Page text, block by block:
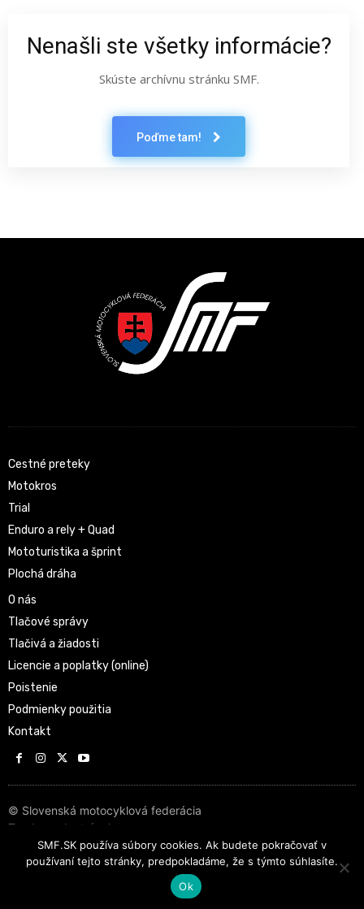
Nenašli ste všetky informácie?
Skúste archívnu stránku SMF.
Poďme tam!
Cestné preteky
Motokros
Trial
Enduro a rely + Quad
Mototuristika a šprint
Plochá dráha
O nás
Tlačové správy
Tlačivá a žiadosti
Licencie a poplatky (online)
Poistenie
Podmienky použitia
Kontakt
© Slovenská motocyklová federácia
Tvorba web stránok
SMF.SK používa súbory cookies. Ak budete pokračovať v
používaní tejto stránky, predpokladáme, že s týmto súhlasíte.
Ok